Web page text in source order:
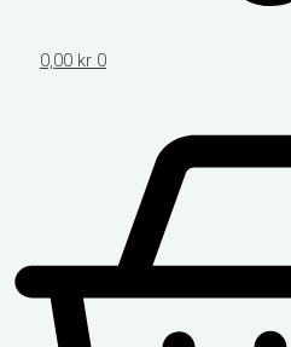
0,00 kr 0